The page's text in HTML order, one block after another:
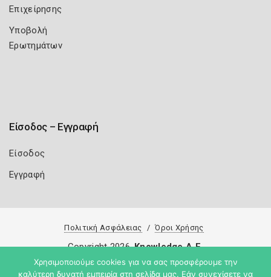
Επιχείρησης
Υποβολή
Ερωτημάτων
Είσοδος – Εγγραφή
Είσοδος
Εγγραφή
Πολιτική Ασφάλειας Όροι Χρήσης
Copyright 2026 Knowledge A.E.
Χρησιμοποιούμε cookies για να σας προσφέρουμε την
καλύτερη δυνατή εμπειρία στη σελίδα μας. Εάν συνεχίσετε να